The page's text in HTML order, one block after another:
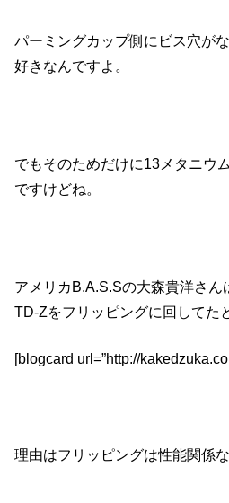
パーミングカップ側にビス穴が
好きなんですよ。
でもそのためだけに13メタニウ
ですけどね。
アメリカB.A.S.Sの大森貴洋さ
TD-Zをフリッピングに回してた
[blogcard url=”http://
理由はフリッピングは性能関係な